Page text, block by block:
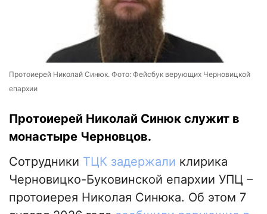
Протоиерей Николай Синюк. Фото: Фейсбук верующих Черновицкой
епархии
Протоиерей Николай Синюк служит в
монастыре Черновцов.
Сотрудники ТЦК задержали клирика
Черновицко-Буковинской епархии УПЦ –
протоиерея Николая Синюка. Об этом 7